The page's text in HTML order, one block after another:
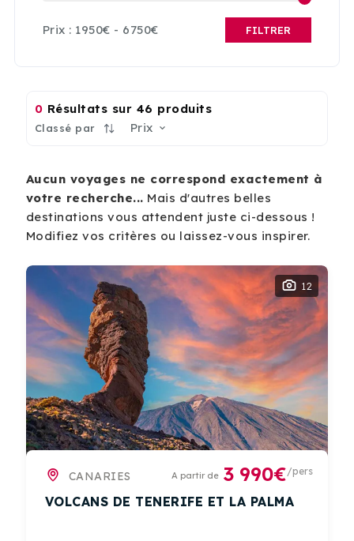
Prix : 1950€ - 6750€ FILTRER
0 Résultats sur 46 produits
Classé par Prix
Aucun voyages ne correspond exactement à
votre recherche... Mais d'autres belles
destinations vous attendent juste ci-dessous !
Modifiez vos critères ou laissez-vous inspirer.
12
CANARIES A partir de 3 990€/pers
VOLCANS DE TENERIFE ET LA PALMA